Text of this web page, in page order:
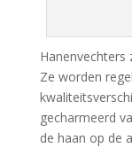
Ze worden
gecharmeerd
de haan op de